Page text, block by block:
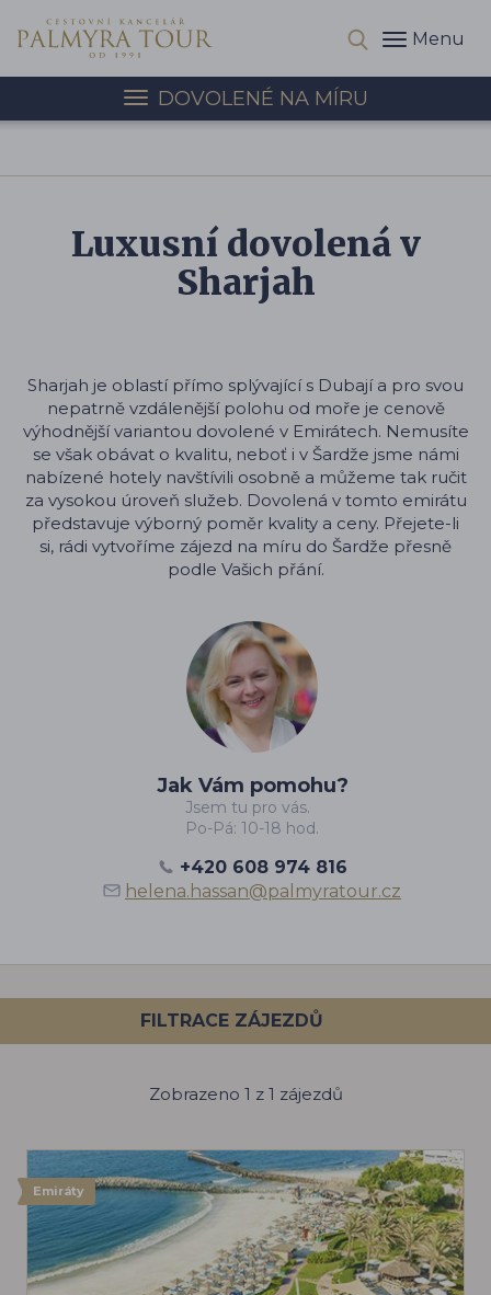
Menu
DOVOLENÉ NA MÍRU
Luxusní dovolená v
Sharjah
Jak Vám pomohu?
Jsem tu pro vás.
Po-Pá: 10-18 hod.
+420 608 974 816
helena.hassan@palmyratour.cz
Sharjah je oblastí přímo splývající s Dubají a pro svou
nepatrně vzdálenější polohu od moře je cenově
výhodnější variantou dovolené v Emirátech. Nemusíte
se však obávat o kvalitu, neboť i v Šardže jsme námi
nabízené hotely navštívili osobně a můžeme tak ručit
za vysokou úroveň služeb. Dovolená v tomto emirátu
představuje výborný poměr kvality a ceny. Přejete-li
si, rádi vytvoříme zájezd na míru do Šardže přesně
podle Vašich přání.
FILTRACE ZÁJEZDŮ
Zobrazeno 1 z 1 zájezdů
Emiráty